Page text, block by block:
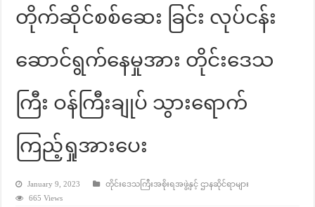
တိုက်ဆိုင်စစ်ဆေး ခြင်း လုပ်ငန်း
ဆောင်ရွက်နေမှုအား တိုင်းဒေသ
ကြီး ဝန်ကြီးချုပ် သွားရောက်
ကြည့်ရှုအားပေး
January 9, 2023
တိုင်းဒေသကြီးအစိုးရအဖွဲ့နှင့် ဌာနဆိုင်ရာများ
665 Views